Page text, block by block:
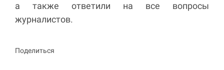
а также ответили на все вопросы
журналистов.
Поделиться